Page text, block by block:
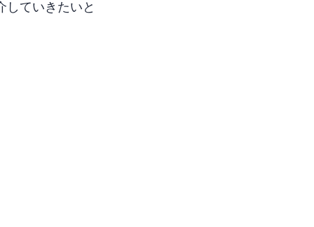
していきたいと